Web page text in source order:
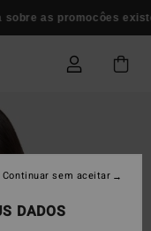
as promocôes
DADOS
Continuar sem aceitar